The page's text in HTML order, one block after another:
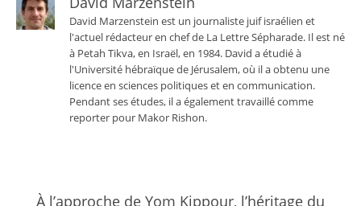
David Marzenstein est un journaliste juif israélien et
l'actuel rédacteur en chef de La Lettre Sépharade. Il est né
à Petah Tikva, en Israël, en 1984. David a étudié à
l'Université hébraïque de Jérusalem, où il a obtenu une
licence en sciences politiques et en communication.
Pendant ses études, il a également travaillé comme
reporter pour Makor Rishon.
À l’approche de Yom Kippour, l’héritage du